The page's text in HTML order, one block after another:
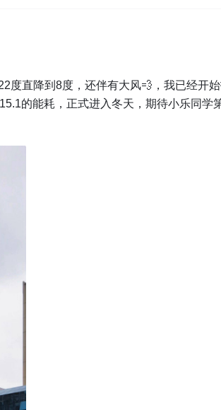
度直降到8度，还伴有大风💨，我已经开
的能耗，正式进入冬天，期待小乐同学